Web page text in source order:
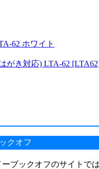
62 ホワイト
がき対応) LTA-62
クオフ
ブックオフのサイトで